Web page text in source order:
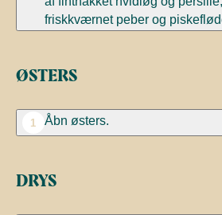
friskkværnet peber og
ØSTERS
1 Åbn østers.
DRYS